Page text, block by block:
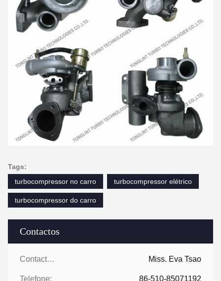
Contactos
Contactos: Miss. Eva Tsao
Telefone: 86-510-85071192
Tags:
turbocompressor no carro
turbocompressor elétrico
turbocompressor do carro